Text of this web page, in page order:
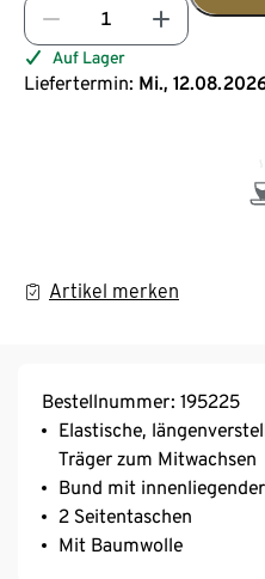
Auf Lager
Liefertermin: Mi.,
Artikel merken
Bestellnummer: 195225
Elastische,
Träger zum Mitwachsen
Bund mit
2 Seitentaschen
Mit Baumwolle